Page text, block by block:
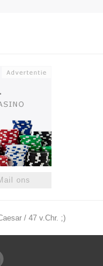
ons
/ 47 v.Chr. ;)